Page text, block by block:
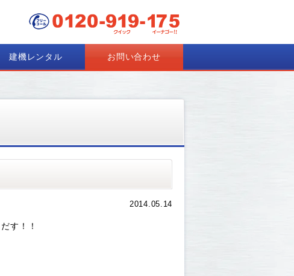
建機レンタル お問い合わせ
2014.05.14
だす！！